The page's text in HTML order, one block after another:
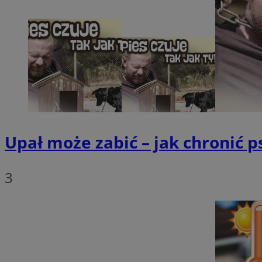
Upał może zabić – jak chronić
3
SessID
QeSessID
MvSessID
INGRESSCOOKIE
__cf_bm